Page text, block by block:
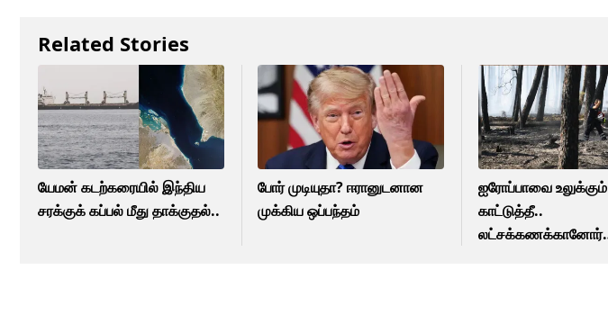
Related Stories
யேமன் கடற்கரையில் இந்திய
சரக்குக் கப்பல் மீது தாக்குதல்..
போர் முடியுதா? ஈரானுடனான
முக்கிய ஒப்பந்தம்
ஐரோப்பாவை உலுக்கும்
காட்டுத்தீ..
லட்சக்கணக்கானோர்